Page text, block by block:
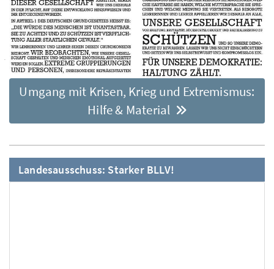
Umgang mit Krisen, Krieg und Extremismus:
Hilfe & Material
Landesausschuss: Starker BLLV!